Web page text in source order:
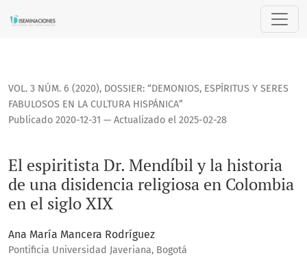
El espiritista Dr. Mendíbil y la historia de una disidencia
VOL. 3 NÚM. 6 (2020), DOSSIER: “DEMONIOS, ESPÍRITUS Y SERES
FABULOSOS EN LA CULTURA HISPÁNICA”
El espiritista Dr. Mendíbil y la historia
de una disidencia religiosa en Colombia
en el siglo XIX
Publicado 2020-12-31 — Actualizado el 2025-02-28
Ana María Mancera Rodríguez
Pontificia Universidad Javeriana, Bogotá